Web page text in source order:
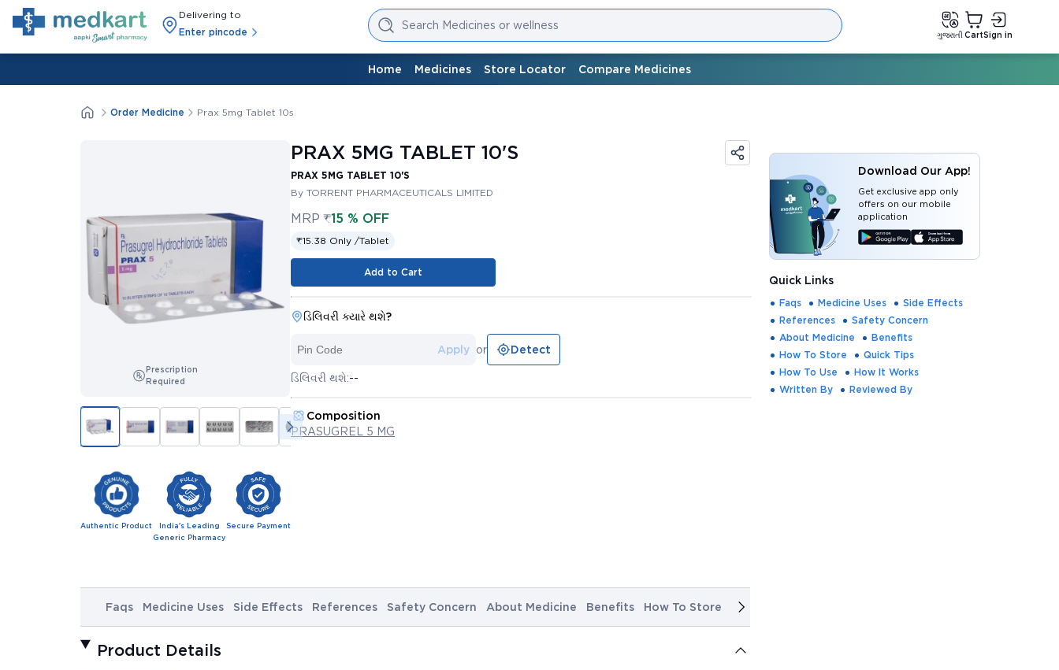
Delivering to
Enter pincode
Search Medicines or wellness
ગુજરાતી CartSign in
Home Medicines Store Locator Compare Medicines
Order Medicine Prax 5mg Tablet 10s
Prescription
Required
Authentic Product
India's Leading
Generic Pharmacy
Secure Payment
PRAX 5MG TABLET 10'S
PRAX 5MG TABLET 10'S
By TORRENT PHARMACEUTICALS LIMITED
MRP ₹15 % OFF
₹15.38 Only /Tablet
Add to Cart
ડિલિવરી ક્યારે થશે?
Apply or Detect
ડિલિવરી થશે:--
Composition
PRASUGREL 5 MG
Faqs Medicine Uses Side Effects References Safety Concern About Medicine Benefits How To Store Quick Tips
Product Details
Download Our App!
Get exclusive app only
offers on our mobile
application
Quick Links
Faqs Medicine Uses
Side Effects
References
Safety Concern
About Medicine
Benefits
How To Store
Quick Tips
How To Use
How It Works
Written By
Reviewed By